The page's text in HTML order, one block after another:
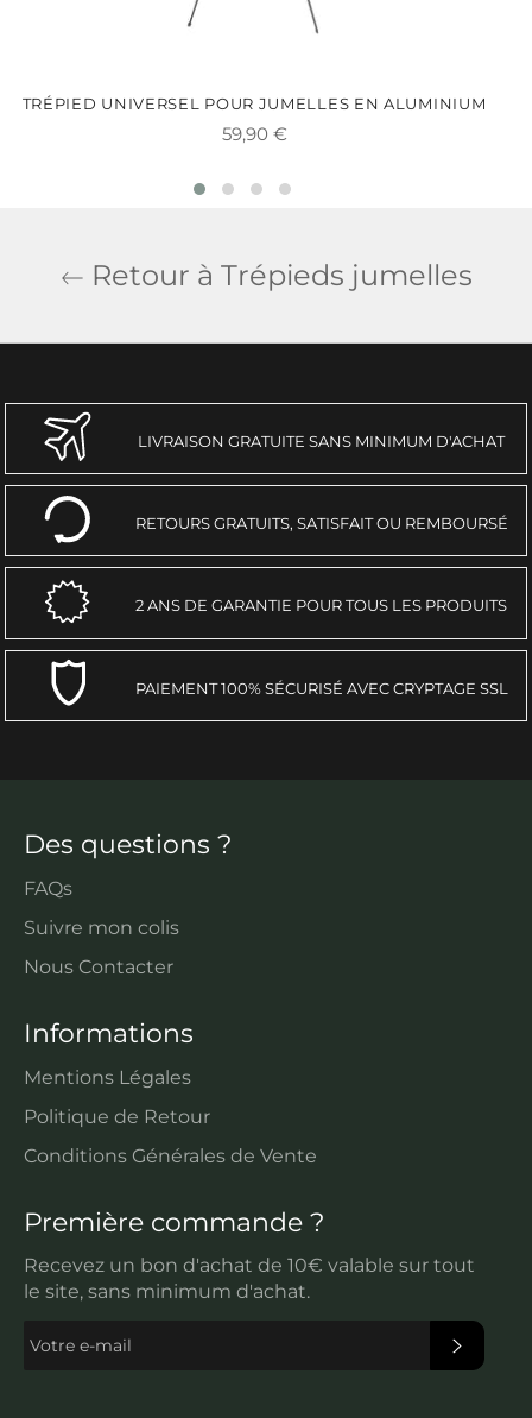
TRÉPIED UNIVERSEL POUR JUMELLES EN ALUMINIUM
Prix
59,90 €
Retour à Trépieds jumelles
LIVRAISON GRATUITE SANS MINIMUM D'ACHAT
RETOURS GRATUITS, SATISFAIT OU REMBOURSÉ
2 ANS DE GARANTIE POUR TOUS LES PRODUITS
PAIEMENT 100% SÉCURISÉ AVEC CRYPTAGE SSL
Des questions ?
FAQs
Suivre mon colis
Nous Contacter
Informations
Mentions Légales
Politique de Retour
Conditions Générales de Vente
Première commande ?
Recevez un bon d'achat de 10€ valable sur tout
le site, sans minimum d'achat.